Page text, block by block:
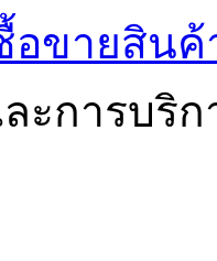
อขายสินค้
ะการบริ